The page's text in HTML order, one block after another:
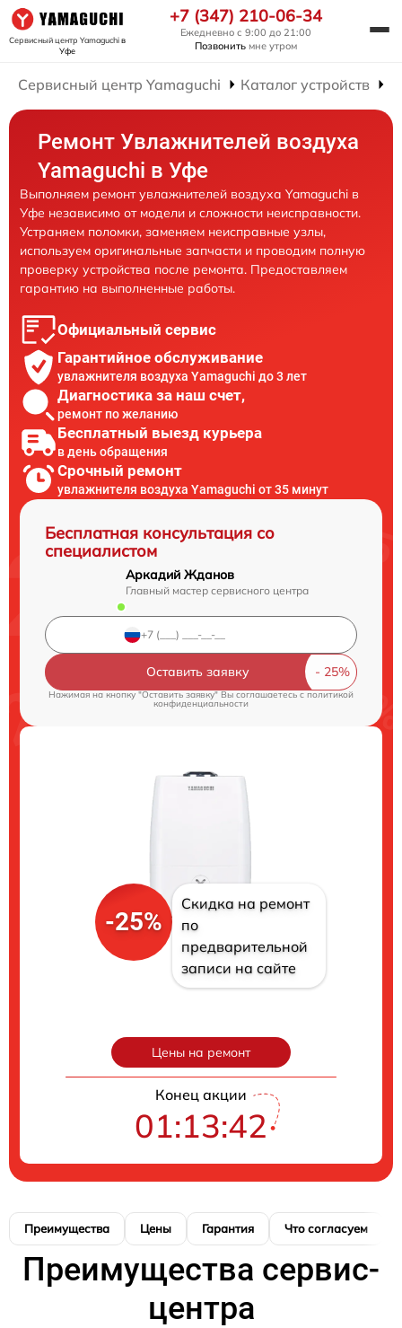
Сервисный центр Yamaguchiв
Уфе
+7 (347) 210-06-34
Ежедневно с 9:00 до 21:00
Позвонить мне утром
Сервисный центр Yamaguchi Каталог устройств
Ремонт Увлажнителей воздуха
Yamaguchi в Уфе
Выполняем ремонт увлажнителей воздуха Yamaguchi в
Уфе независимо от модели и сложности неисправности.
Устраняем поломки, заменяем неисправные узлы,
используем оригинальные запчасти и проводим полную
проверку устройства после ремонта. Предоставляем
гарантию на выполненные работы.
Официальный сервис
Гарантийное обслуживание
увлажнителя воздуха Yamaguchi до 3 лет
Диагностика за наш счет,
ремонт по желанию
Бесплатный выезд курьера
в день обращения
Срочный ремонт
увлажнителя воздуха Yamaguchi от 35 минут
Бесплатная консультация со
специалистом
Аркадий Жданов
Главный мастер сервисного центра
Оставить заявку
Нажимая на кнопку "Оставить заявку" Вы соглашаетесь cполитикой
конфиденциальности
-25%
Скидка на ремонт
по
предварительной
записи на сайте
Цены на ремонт
Конец акции
01:13:41
Преимущества Цены Гарантия Что согласуем
Преимущества сервис-
центра